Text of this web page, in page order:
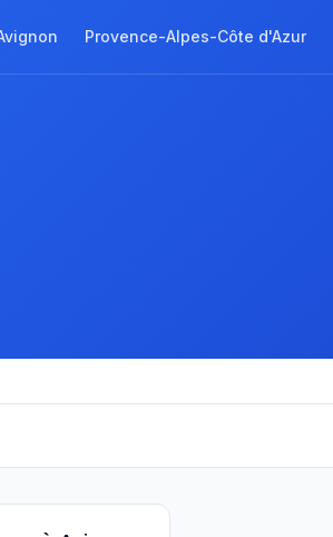
Provence-Alpes-Côte d'Azur